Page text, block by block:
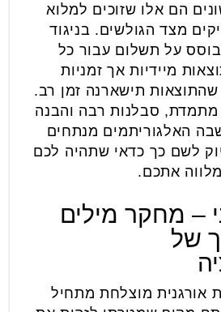
הם אלו שזוכים למלוא
מצד הגולשים. בניגוד
על תשלום עבור כל
מיידיות אך זמניות
שהתוצאות תישארנה זמן רב.
סבלנות רבה והבנה
האלגוריתמים מנתחים
לשם כך כדאי שתהיה לכם
אתכם.
– מחקר מילים
של
אורגנית מוצלחת מתחיל